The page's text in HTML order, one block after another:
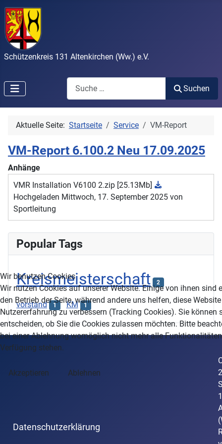
Schützenkreis 131 Altenkirchen (Ww.) e.V.
Search
Suchen
Aktuelle Seite: Startseite Service VM-Report
VM-Report 6.100.2 Neu 17.09.2025
Anhänge
VMR Installation V6100 2.zip [25.13Mb]
Hochgeladen Mittwoch, 17. September 2025 von
Sportleitung
Popular Tags
Kreismeisterschaft 2
vorstand 1 KM 1
Datenschutzerklärung
Wir benutzen Cookies
Wir nutzen Cookies auf unserer Website. Einige von ihnen sind
den Betrieb der Seite, während andere uns helfen, diese
Nutzererfahrung zu verbessern (Tracking Cookies). Sie können
entscheiden, ob Sie die Cookies zulassen möchten. Bitte
bei einer Ablehnung womöglich nicht mehr alle
Verfügung stehen.
Akzeptieren Ablehnen